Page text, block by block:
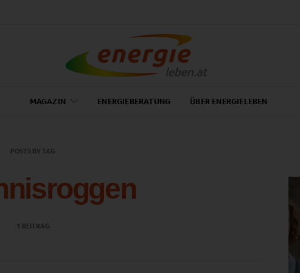
MAGAZIN ENERGIEBERATUNG ÜBER ENERGIELEBEN
POSTS BY TAG
1 BEITRAG